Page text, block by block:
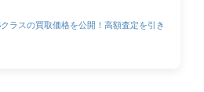
ラスの買取価格を公開！高額査定を引き